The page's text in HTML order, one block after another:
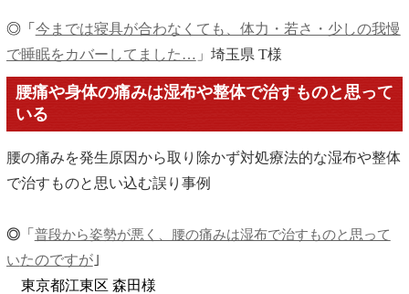
◎「 今までは寝具が合わなくても、体力・若さ・少しの我慢
で睡眠をカバーしてました… 」埼玉県 T様
腰痛や身体の痛みは湿布や整体で治すものと思って
いる
腰の痛みを発生原因から取り除かず対処療法的な湿布や整体
で治すものと思い込む誤り事例
◎「 普段から姿勢が悪く、腰の痛みは湿布で治すものと思って
いたのですが｣
東京都江東区 森田様